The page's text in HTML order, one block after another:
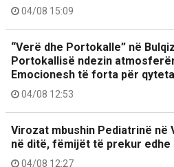
04/08 15:09
“Verë dhe Portokalle” në
Portokallisë ndezin
Emocionesh të forta për
04/08 12:53
Virozat mbushin Pediatrinë në
në ditë, fëmijët të prekur
04/08 12:27